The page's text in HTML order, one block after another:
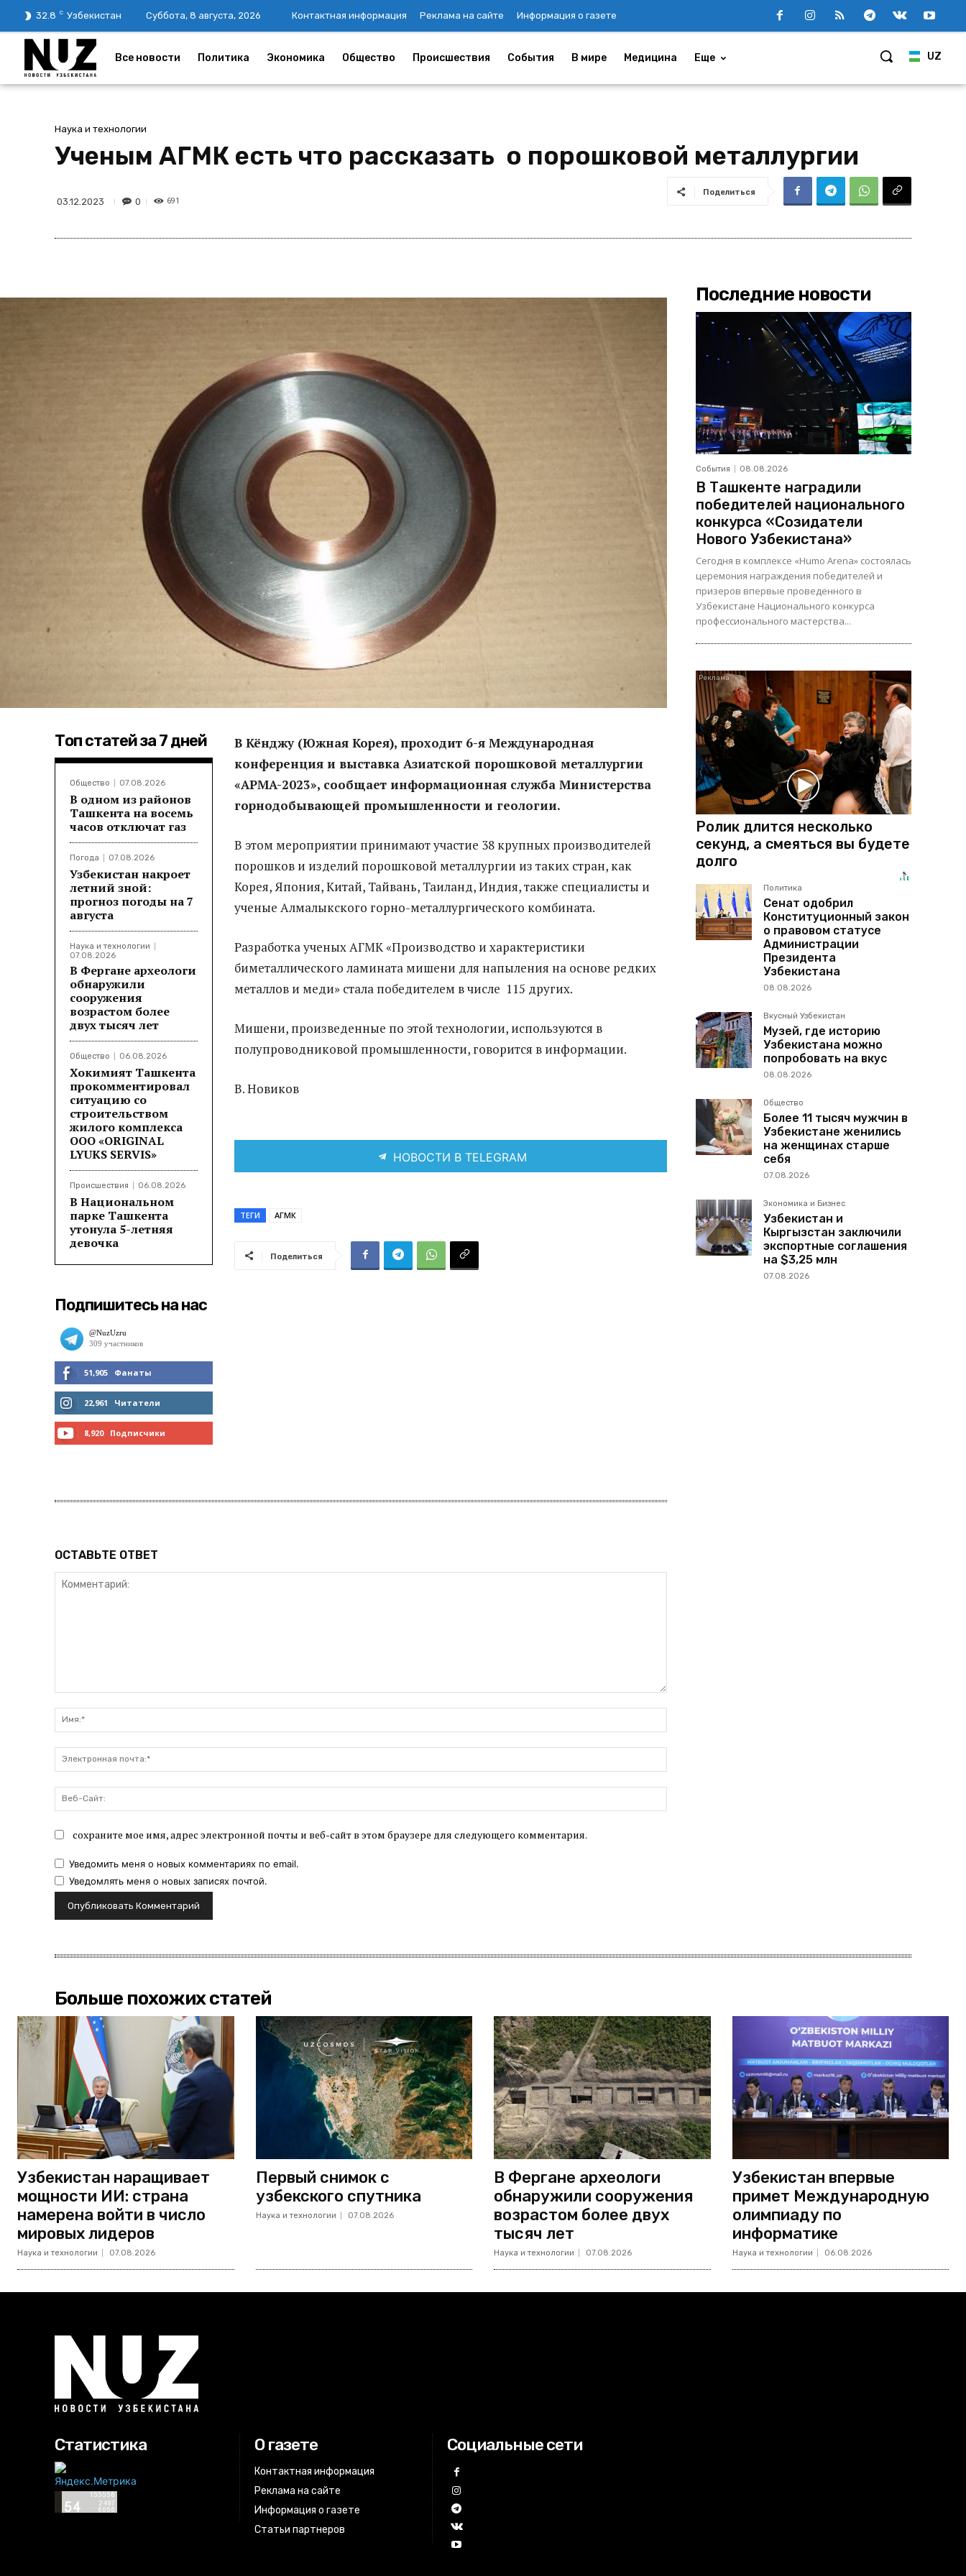
32.8 C Узбекистан Суббота, 8 августа, 2026 Контактная информация Реклама на сайте Информация о газете
UZ
Все новости Политика Экономика Общество Происшествия События В мире Медицина Еще
Наука и технологии
Ученым АГМК есть что рассказать о порошковой металлургии
03.12.2023 0 691
Поделиться
Топ статей за 7 дней
Общество 07.08.2026
В одном из районов
Ташкента на восемь
часов отключат газ
Погода 07.08.2026
Узбекистан накроет
летний зной:
прогноз погоды на 7
августа
Наука и технологии
07.08.2026
В Фергане археологи
обнаружили
сооружения
возрастом более
двух тысяч лет
Общество 06.08.2026
Хокимият Ташкента
прокомментировал
ситуацию со
строительством
жилого комплекса
ООО «ORIGINAL
LYUKS SERVIS»
Происшествия 06.08.2026
В Национальном
парке Ташкента
утонула 5-летняя
девочка
Подпишитесь на нас
51,905 Фанаты
МНЕ НРАВИТСЯ
22,961 Читатели
8,920 Подписчики
В Кёнджу (Южная Корея), проходит 6-я Международная
конференция и выставка Азиатской порошковой металлургии
«APMA-2023», сообщает информационная служба Министерства
горнодобывающей промышленности и геологии.
В этом мероприятии принимают участие 38 крупных производителей
порошков и изделий порошковой металлургии из таких стран, как
Корея, Япония, Китай, Тайвань, Таиланд, Индия, также специалисты и
ученые Алмалыкского горно-металлургического комбината.
Разработка ученых АГМК «Производство и характеристики
биметаллического ламината мишени для напыления на основе редких
металлов и меди» стала победителем в числе 115 других.
Мишени, произведенные по этой технологии, используются в
полупроводниковой промышленности, говорится в информации.
В. Новиков
НОВОСТИ В TELEGRAM
ТЕГИ АГМК
Поделиться
ОСТАВЬТЕ ОТВЕТ
почта:*
Сайт:
сохраните мое имя, адрес электронной почты и веб-сайт в этом браузере для следующего комментария.
Уведомить меня о новых комментариях по email.
Уведомлять меня о новых записях почтой.
Последние новости
События 08.08.2026
В Ташкенте наградили
победителей национального
конкурса «Созидатели
Нового Узбекистана»
Сегодня в комплексе «Humo Arena» состоялась
церемония награждения победителей и
призеров впервые проведенного в
Узбекистане Национального конкурса
профессионального мастерства...
Ролик длится несколько
секунд, а смеяться вы будете
долго
Политика
Сенат одобрил
Конституционный закон
о правовом статусе
Администрации
Президента
Узбекистана
08.08.2026
Вкусный Узбекистан
Музей, где историю
Узбекистана можно
попробовать на вкус
08.08.2026
Общество
Более 11 тысяч мужчин в
Узбекистане женились
на женщинах старше
себя
07.08.2026
Экономика и Бизнес
Узбекистан и
Кыргызстан заключили
экспортные соглашения
на $3,25 млн
07.08.2026
Больше похожих статей
Узбекистан наращивает
мощности ИИ: страна
намерена войти в число
мировых лидеров
Наука и технологии 07.08.2026
Первый снимок с
узбекского спутника
Наука и технологии 07.08.2026
В Фергане археологи
обнаружили сооружения
возрастом более двух
тысяч лет
Наука и технологии 07.08.2026
Узбекистан впервые
примет Международную
олимпиаду по
информатике
Наука и технологии 06.08.2026
Статистика О газете
Контактная информация
Реклама на сайте
Информация о газете
Статьи партнеров
Социальные сети